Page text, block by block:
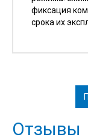
фиксация
срока их
Отзывы